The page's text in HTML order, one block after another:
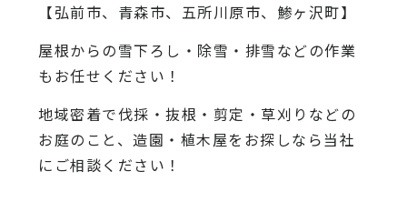
【弘前市、青森市、五所川原市、鯵ヶ沢町】
屋根からの雪下ろし・除雪・排雪などの作業
もお任せください！
地域密着で伐採・抜根・剪定・草刈りなどの
お庭のこと、造園・ 植木屋をお探しなら当社
にご相談ください！